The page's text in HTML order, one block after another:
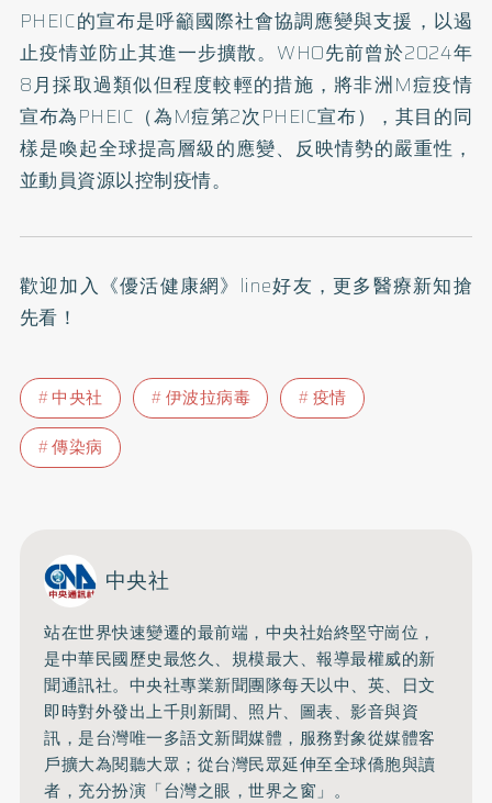
PHEIC的宣布是呼籲國際社會協調應變與支援，以遏
止疫情並防止其進一步擴散。WHO先前曾於2024年
8月採取過類似但程度較輕的措施，將非洲M痘疫情
宣布為PHEIC（為M痘第2次PHEIC宣布），其目的同
樣是喚起全球提高層級的應變、反映情勢的嚴重性，
並動員資源以控制疫情。
歡迎加入 《優活健康網》line好友 ，更多醫療新知搶
先看！
中央社 伊波拉病毒
疫情
傳染病
中央社
站在世界快速變遷的最前端，中央社始終堅守崗位，
是中華民國歷史最悠久、規模最大、報導最權威的新
聞通訊社。中央社專業新聞團隊每天以中、英、日文
即時對外發出上千則新聞、照片、圖表、影音與資
訊，是台灣唯一多語文新聞媒體，服務對象從媒體客
戶擴大為閱聽大眾；從台灣民眾延伸至全球僑胞與讀
者，充分扮演「台灣之眼，世界之窗」。